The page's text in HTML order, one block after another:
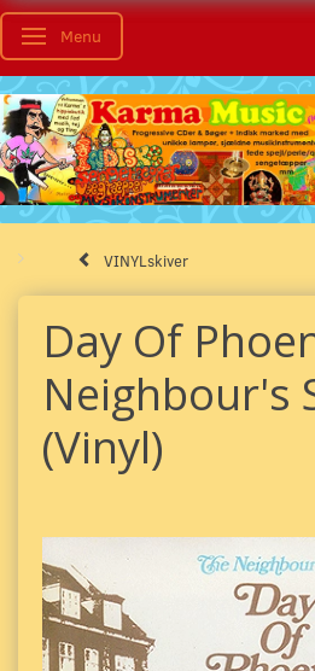
Skifte navigation
Menu
VINYLskiver
Day Of
Neighbour's
(Vinyl)